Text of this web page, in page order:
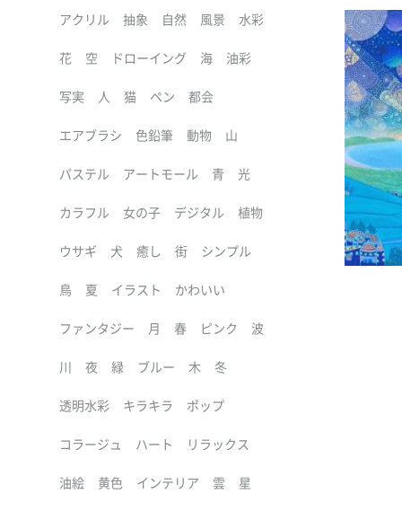
アクリル 抽象 自然 風景 水彩
花 空 ドローイング 海 油彩
写実 人 猫 ペン 都会
エアブラシ 色鉛筆 動物 山
パステル アートモール 青 光
カラフル 女の子 デジタル 植物
ウサギ 犬 癒し 街 シンプル
鳥 夏 イラスト かわいい
ファンタジー 月 春 ピンク 波
川 夜 緑 ブルー 木 冬
透明水彩 キラキラ ポップ
コラージュ ハート リラックス
油絵 黄色 インテリア 雲 星